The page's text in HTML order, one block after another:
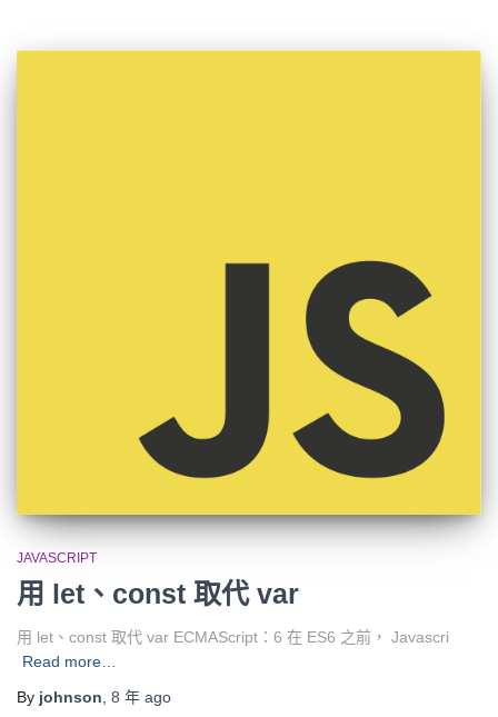
JAVASCRIPT
用 let、const 取代 var
用 let、const 取代 var ECMAScript：6 在 ES6 之前， Javascri
Read more…
By johnson 8 年 ago